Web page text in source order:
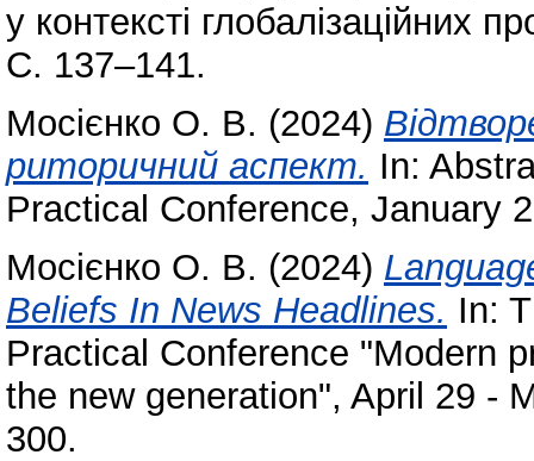
у контексті глобалізаційних
С. 137–141.
Мосієнко О. В. (2024)
риторичний аспект. In:
Practical Conference, January
Мосієнко О. В. (2024)
Beliefs In News Headlines. In:
Practical Conference "Modern
the new generation", April 29 -
300.